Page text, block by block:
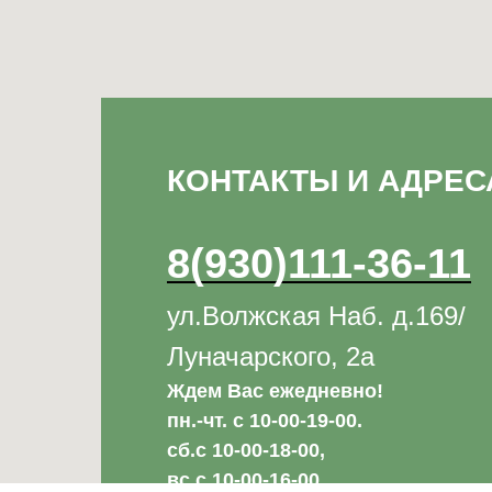
КОНТАКТЫ И
8(930)111-36-11
ул.Волжская Наб. д.169/
Луначарского, 2а
Ждем Вас ежедневно!
пн.-чт. с 10-00-19-00.
сб.с 10-00-18-00,
вс с 10-00-16-00.